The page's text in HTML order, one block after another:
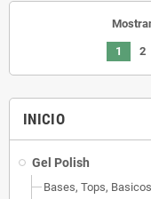
INICIO
Gel Polish
Bases, Tops, Basicos
1 2